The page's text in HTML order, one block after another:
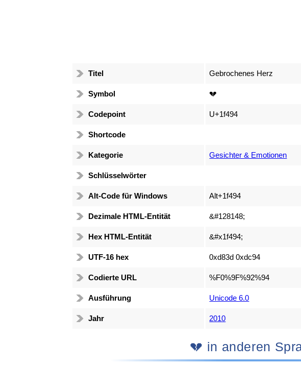
Titel Gebrochenes Herz
Symbol 💔
Codepoint U+1f494
Shortcode
Kategorie Gesichter & Emotionen
Schlüsselwörter
Alt-Code für Windows Alt+1f494
Dezimale HTML-Entität &#128148;
Hex HTML-Entität &#x1f494;
UTF-16 hex 0xd83d 0xdc94
Codierte URL %F0%9F%92%94
Ausführung Unicode 6.0
Jahr 2010
💔 in anderen